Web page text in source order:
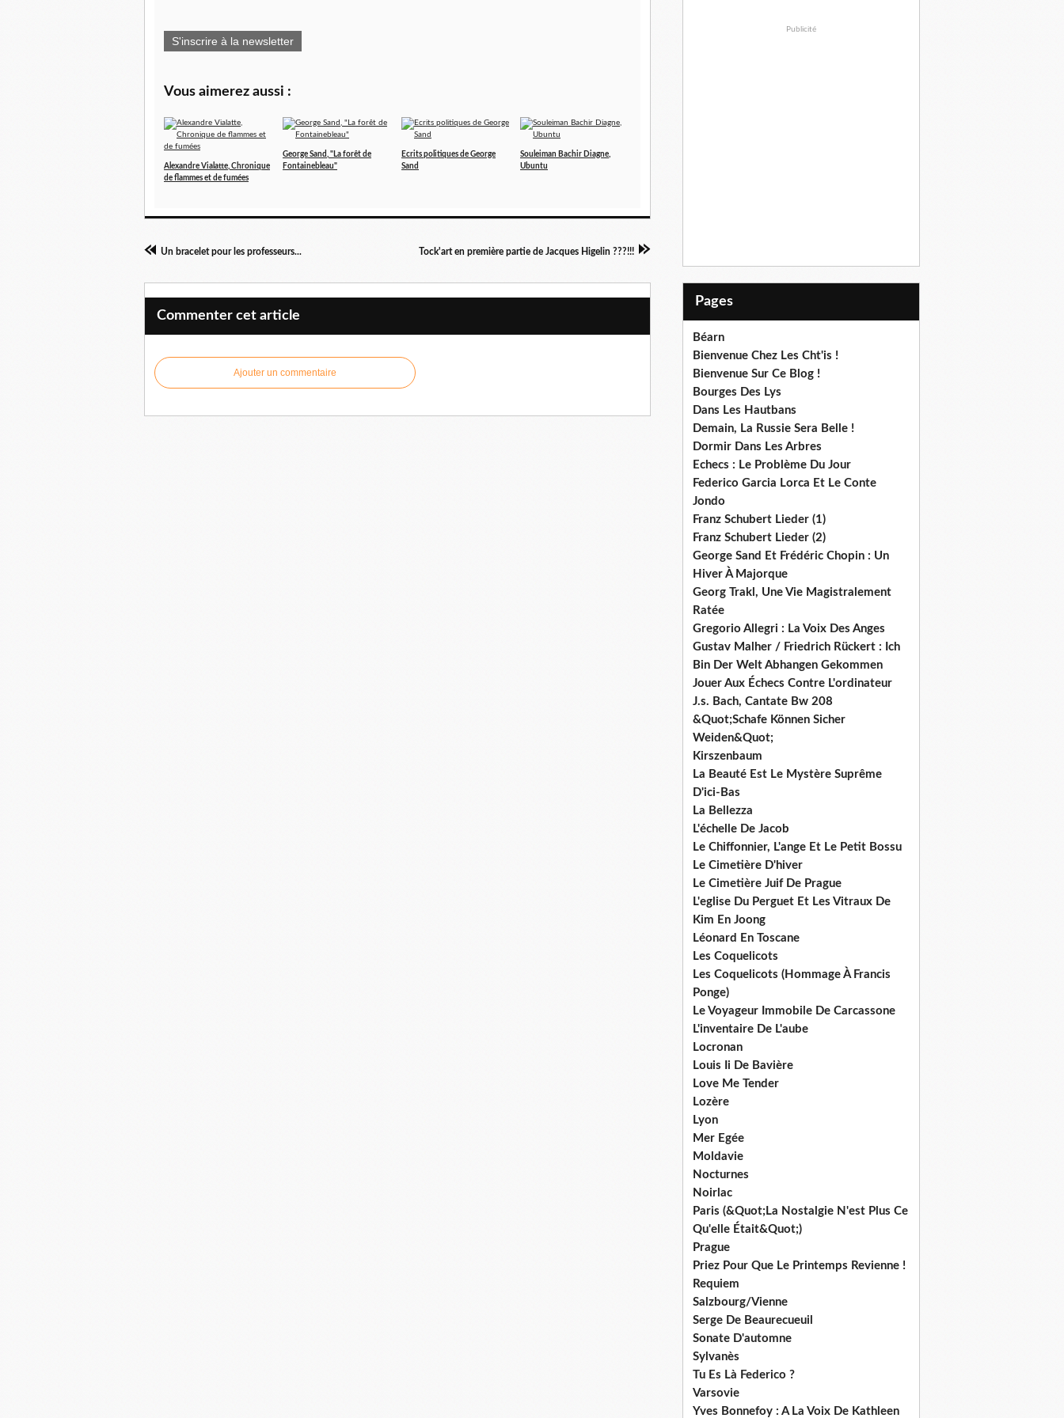
S'inscrire à la newsletter
Vous aimerez aussi :
Alexandre Vialatte, Chronique
de flammes et de fumées
George Sand, "La forêt de
Fontainebleau"
Ecrits politiques de George
Sand
Souleiman Bachir Diagne,
Ubuntu
Un bracelet pour les professeurs... Tock'art en première partie de Jacques Higelin ???!!!
Commenter cet article
Ajouter un commentaire
Publicité
Pages
Béarn
Bienvenue Chez Les Cht'is !
Bienvenue Sur Ce Blog !
Bourges Des Lys
Dans Les Hautbans
Demain, La Russie Sera Belle !
Dormir Dans Les Arbres
Echecs : Le Problème Du Jour
Federico Garcia Lorca Et Le Conte
Jondo
Franz Schubert Lieder (1)
Franz Schubert Lieder (2)
George Sand Et Frédéric Chopin : Un
Hiver À Majorque
Georg Trakl, Une Vie Magistralement
Ratée
Gregorio Allegri : La Voix Des Anges
Gustav Malher / Friedrich Rückert : Ich
Bin Der Welt Abhangen Gekommen
Jouer Aux Échecs Contre L'ordinateur
J.s. Bach, Cantate Bw 208
&Quot;Schafe Können Sicher
Weiden&Quot;
Kirszenbaum
La Beauté Est Le Mystère Suprême
D'ici-Bas
La Bellezza
L'échelle De Jacob
Le Chiffonnier, L'ange Et Le Petit Bossu
Le Cimetière D'hiver
Le Cimetière Juif De Prague
L'eglise Du Perguet Et Les Vitraux De
Kim En Joong
Léonard En Toscane
Les Coquelicots
Les Coquelicots (Hommage À Francis
Ponge)
Le Voyageur Immobile De Carcassone
L'inventaire De L'aube
Locronan
Louis Ii De Bavière
Love Me Tender
Lozère
Lyon
Mer Egée
Moldavie
Nocturnes
Noirlac
Paris (&Quot;La Nostalgie N'est Plus Ce
Qu'elle Était&Quot;)
Prague
Priez Pour Que Le Printemps Revienne !
Requiem
Salzbourg/Vienne
Serge De Beaurecueuil
Sonate D'automne
Sylvanès
Tu Es Là Federico ?
Varsovie
Yves Bonnefoy : A La Voix De Kathleen